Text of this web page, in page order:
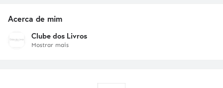
Acerca de mim
Clube dos Livros
Mostrar mais